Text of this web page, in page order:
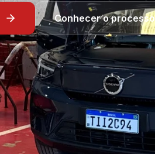
Conhecer o processo